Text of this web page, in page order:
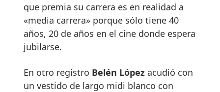
que premia su carrera es en realidad a
«media carrera» porque sólo tiene 40
años, 20 de años en el cine donde espera
jubilarse.
En otro registro Belén López acudió con
un vestido de largo midi blanco con